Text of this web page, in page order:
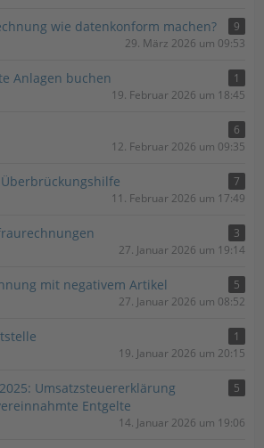
wie datenkonform machen?
9
29. März 2026 um 09:53
Anlagen buchen
1
19. Februar 2026 um 18:45
6
12. Februar 2026 um 09:35
7
11. Februar 2026 um 17:49
3
27. Januar 2026 um 19:14
mit negativem Artikel
5
27. Januar 2026 um 08:52
1
19. Januar 2026 um 20:15
Umsatzsteuererklärung
Entgelte
5
14. Januar 2026 um 19:06